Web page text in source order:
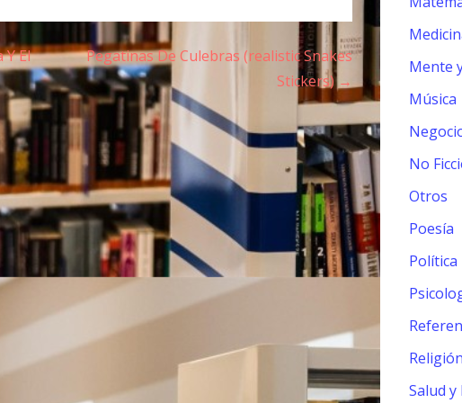
Y El
Pegatinas De Culebras (realistic Snakes
Stickers) →
Mente
Música
No
Otros
Poesía
Política
Religión
Salud y